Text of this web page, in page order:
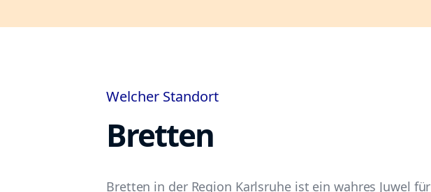
Welcher Standort
Bretten
Bretten in der Region Karlsruhe ist ein wahres Juwel für